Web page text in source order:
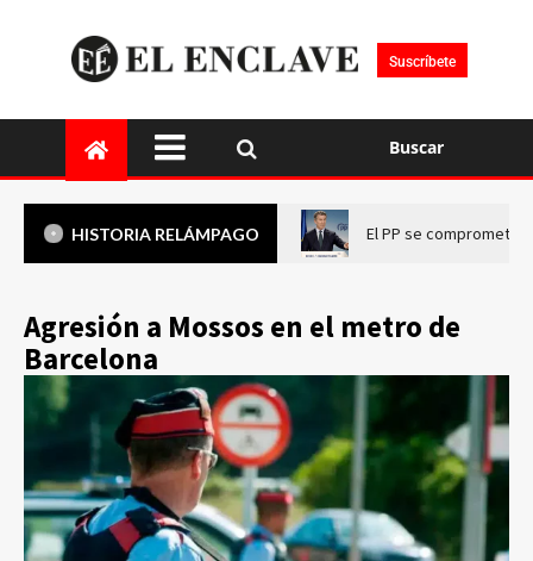
Suscríbete
Buscar
HISTORIA RELÁMPAGO El PP se compromete
Agresión a Mossos en el metro de
Barcelona